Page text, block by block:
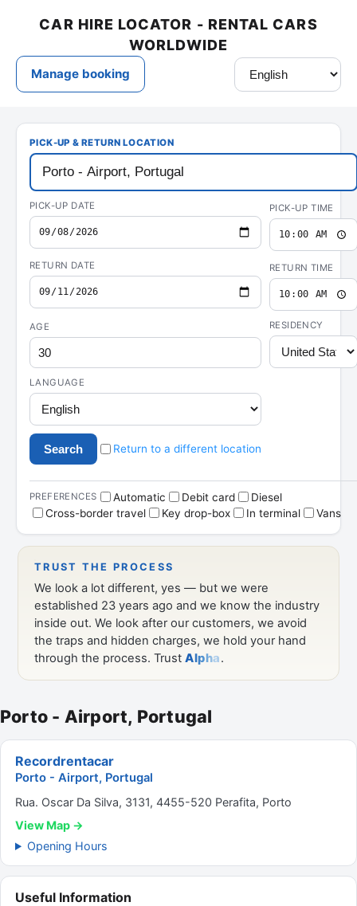
Porto - Airport, Portugal
Recordrentacar
Porto - Airport, Portugal
Rua. Oscar Da Silva, 3131, 4455-520 Perafita, Porto
View Map →
Opening Hours
Useful Information